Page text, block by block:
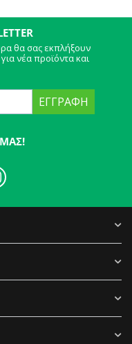
θα σας εκπλήξουν
νέα προϊόντα και
ΕΓΓΡΑΦΉ